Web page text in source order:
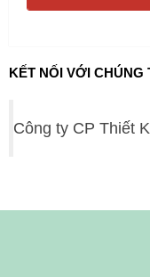
KẾT NỐI VỚI CHÚNG
Công ty CP Thiết